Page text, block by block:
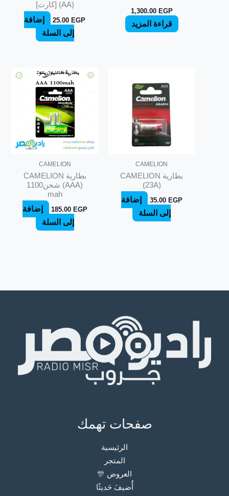
1,300.00 EGP
قراءة المزيد
(AA) [كارت]
25.00EGP
إضافة
إلى السلة
CAMELION
بطارية CAMELION
(23A)
35.00 EGP
إضافة
إلى السلة
CAMELION
بطارية CAMELION
(AAA) شحن1100
mah
185.00 EGP
إضافة
إلى السلة
صفحات تهمك
الرئيسية
المتجر
العروض 🎊
أُضيفَ حَديثًا